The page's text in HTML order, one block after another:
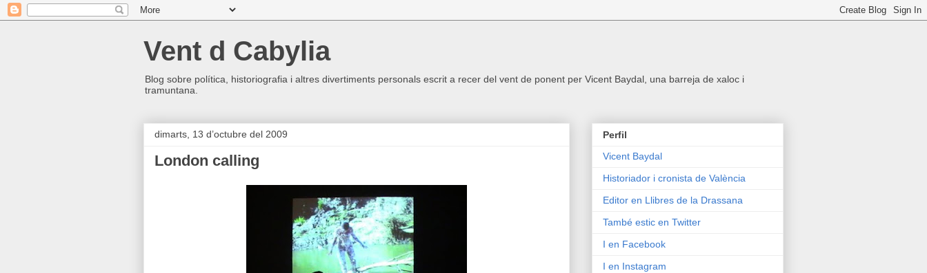
Vent d Cabylia
Blog sobre política, historiografia i altres divertiments personals escrit a recer del vent de ponent per Vicent Baydal, una barreja de xaloc i
tramuntana.
dimarts, 13 d’octubre del 2009
London calling
Perfil
Vicent Baydal
Historiador i cronista de València
Editor en Llibres de la Drassana
També estic en Twitter
I en Facebook
I en Instagram